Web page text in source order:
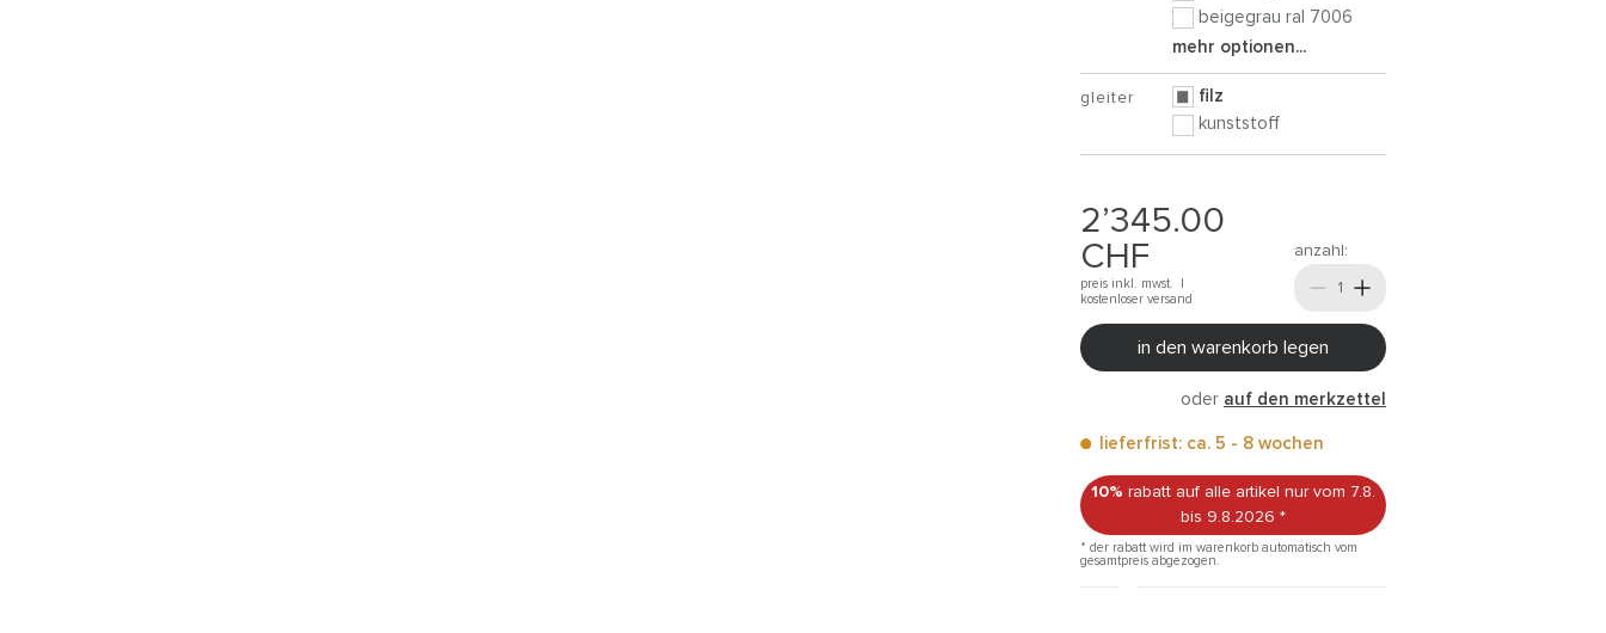
beigegrau ral 7006
mehr optionen...
gleiter
filz
kunststoff
2’345.00
CHF
preis inkl. mwst. |
kostenloser versand
anzahl:
in den warenkorb legen
oder auf den merkzettel
lieferfrist: ca. 5 - 8 wochen
10% rabatt auf alle artikel nur vom 7.8.
bis 9.8.2026 *
* der rabatt wird im warenkorb automatisch vom
gesamtpreis abgezogen.